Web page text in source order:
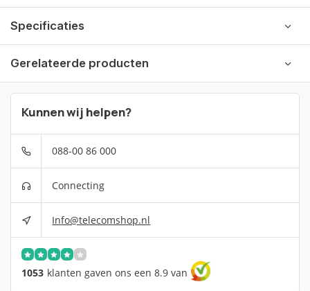
Specificaties
Gerelateerde producten
Kunnen wij helpen?
088-00 86 000
Connecting
Info@telecomshop.nl
1053 klanten gaven ons een 8.9 van